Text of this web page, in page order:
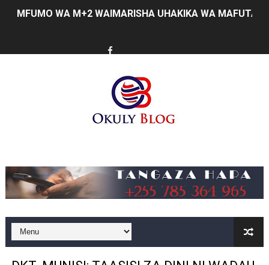
MFUMO WA M+2 WAIMARISHA UHAKIKA WA MAFUTA
FCC YAENDELEA KUJENGA MAZINGIRA BORA YA
MATI TECHNOLOGIES YAONYESHA UWEZO WA
ULEGA: TEKNOLOJIA BUNIFU ZIWAFIKIE WAKULIMA NA
SERIKALI INATAMBUA MCHANGO WA WAZEE: WAZIRI
RAIS SAMIA, MUSEVEN WASHUHUDIA MAKUBALIANO